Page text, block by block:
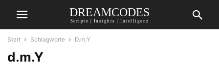
DREAMCODES
Scripte | Insights | Intelligenz
Start Schlagworte D.m.Y
d.m.Y